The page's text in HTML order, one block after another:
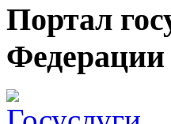
Портал
Федерации